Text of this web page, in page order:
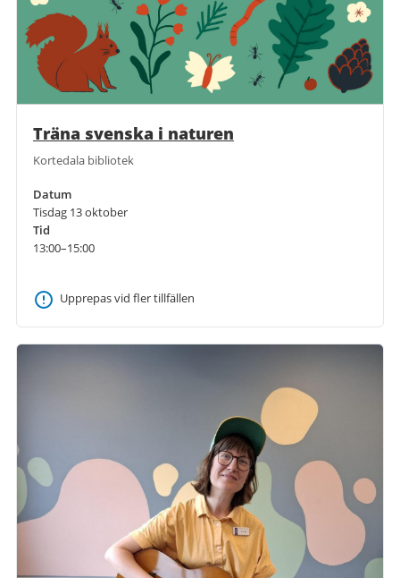
Träna svenska i naturen
Kortedala bibliotek
Datum
Tisdag 13 oktober
Tid
13:00–15:00
Upprepas vid fler tillfällen